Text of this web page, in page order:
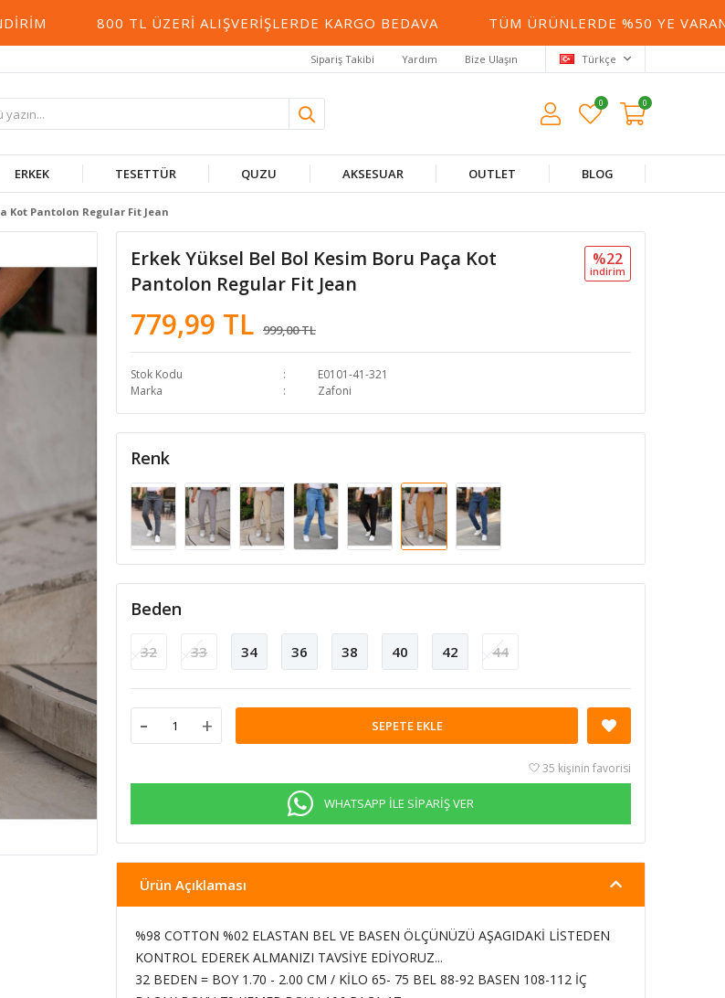
800 TL ÜZERI ALIŞVERIŞLERDE KARGO BEDAVA TÜM ÜRÜNLERDE %50 YE VARAN
Sipariş Takibi Yardım Bize Ulaşın Türkçe
0 0
ERKEK TESETTÜR QUZU AKSESUAR OUTLET BLOG
Kot Pantolon Regular Fit Jean
Erkek Yüksel Bel Bol Kesim Boru Paça Kot
Pantolon Regular Fit Jean
779,99 TL 999,00 TL
%22
i̇ndi̇ri̇m
Stok Kodu
E0101-41-321
Marka
Zafoni
Renk
Beden
32 33 34 36 38 40 42 44
- + SEPETE EKLE
35 kişinin favorisi
WHATSAPP İLE SİPARİŞ VER
Ürün Açıklaması
%98 COTTON %02 ELASTAN BEL VE BASEN ÖLÇÜNÜZÜ AŞAGIDAKİ LİSTEDEN
KONTROL EDEREK ALMANIZI TAVSİYE EDİYORUZ...
32 BEDEN = BOY 1.70 - 2.00 CM / KİLO 65- 75 BEL 88-92 BASEN 108-112 İÇ